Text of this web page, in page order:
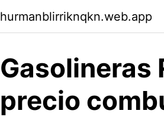
hurmanblirriknqkn.web.app
Gasolineras
precio